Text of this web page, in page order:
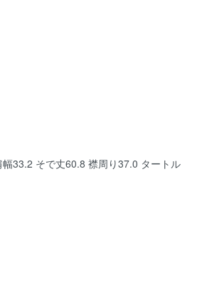
33.2 そで丈60.8 襟周り37.0 タートル